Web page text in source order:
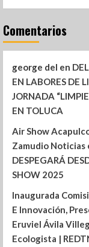
Comentarios
george del en
EN LABORES DE
JORNADA
EN TOLUCA
Air Show
Zamudio Noticias
DESPEGARÁ
SHOW 2025
Inaugurada
E Innovación,
Eruviel Ávila
Ecologista |